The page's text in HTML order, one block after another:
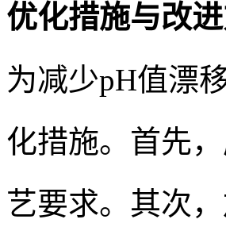
优化措施与改
为减少pH值漂
化措施。首先
艺要求。其次